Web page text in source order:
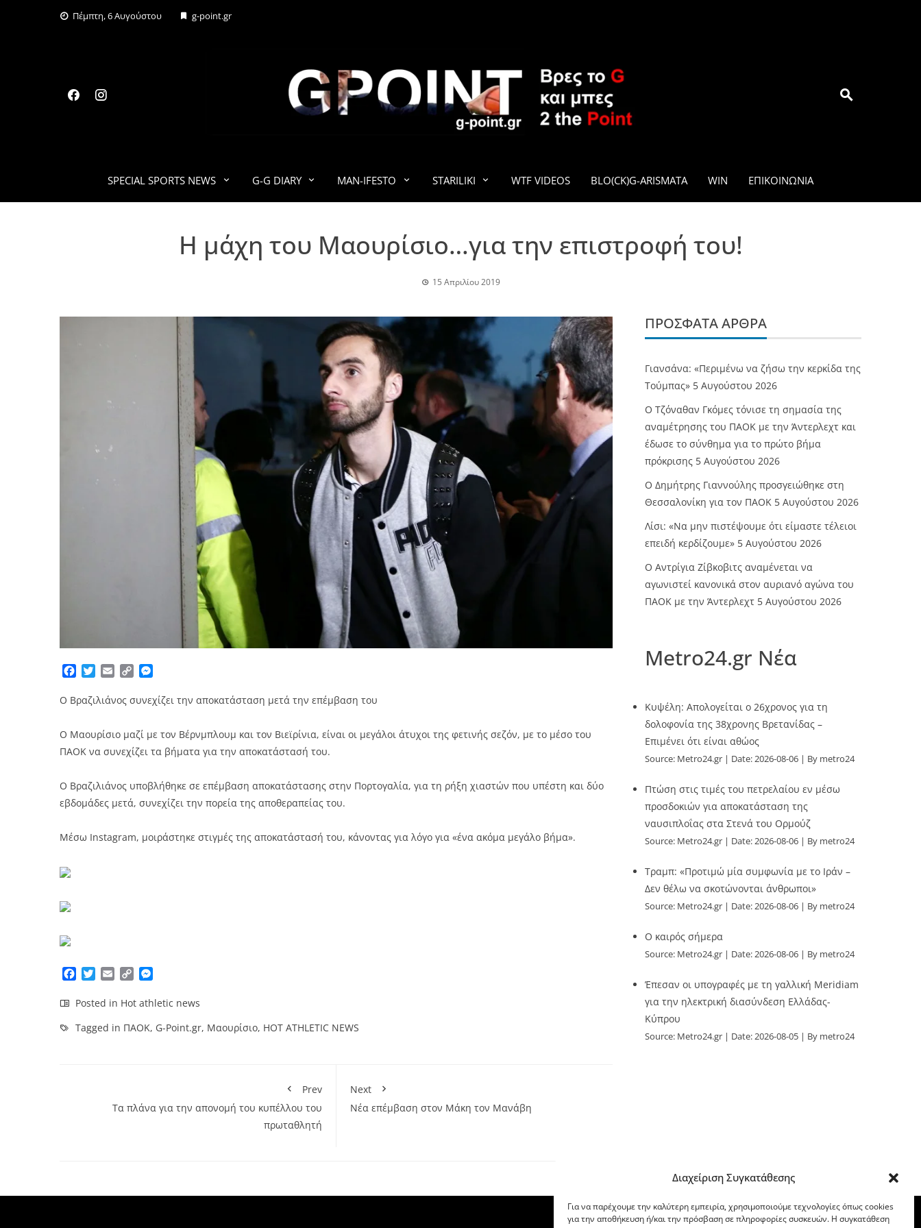
Διαχείριση Συγκατάθεσης
Για να παρέχουμε την καλύτερη εμπειρία, χρησιμοποιούμε τεχνολογίες όπως cookies
για την αποθήκευση ή/και την πρόσβαση σε πληροφορίες συσκευών. Η συγκατάθεση
Πέμπτη, 6 Αυγούστου g-point.gr
G-POINT.GR
SPECIAL SPORTS NEWS G-G DIARY MAN-IFESTO STARILIKI WTF VIDEOS BLO(CK)G-ARISMATA WIN ΕΠΙΚΟΙΝΩΝΊΑ
H μάχη του Μαουρίσιο…για την επιστροφή του!
15 Απριλίου 2019
Facebook
TwitterEmailCopy
Ο Βραζιλιάνος συνεχίζει την αποκατάσταση μετά την επέμβαση του
Ο Μαουρίσιο μαζί με τον Βέρνμπλουμ και τον Βιεϊρίνια, είναι οι μεγάλοι άτυχοι της φετινής σεζόν, με το μέσο του
ΠΑΟΚ να συνεχίζει τα βήματα για την αποκατάστασή του.
Ο Βραζιλιάνος υποβλήθηκε σε επέμβαση αποκατάστασης στην Πορτογαλία, για τη ρήξη χιαστών που υπέστη και δύο
εβδομάδες μετά, συνεχίζει την πορεία της αποθεραπείας του.
Μέσω Instagram, μοιράστηκε στιγμές της αποκατάστασή του, κάνοντας για λόγο για «ένα ακόμα μεγάλο βήμα».
Facebook
TwitterEmailCopy
Posted in Hot athletic news
Tagged in ΠΑΟΚ, G-Point.gr, Μαουρίσιο, HOT ATHLETIC NEWS
Prev
Τα πλάνα για την απονομή του κυπέλλου του
πρωταθλητή
Next
Νέα επέμβαση στον Μάκη τον Μανάβη
ΠΡΌΣΦΑΤΑ ΆΡΘΡΑ
Γιανσάνα: «Περιμένω να ζήσω την κερκίδα της
Τούμπας» 5 Αυγούστου 2026
Ο Τζόναθαν Γκόμες τόνισε τη σημασία της
αναμέτρησης του ΠΑΟΚ με την Άντερλεχτ και
έδωσε το σύνθημα για το πρώτο βήμα
πρόκρισης 5 Αυγούστου 2026
Ο Δημήτρης Γιαννούλης προσγειώθηκε στη
Θεσσαλονίκη για τον ΠΑΟΚ 5 Αυγούστου 2026
Λίσι: «Να μην πιστέψουμε ότι είμαστε τέλειοι
επειδή κερδίζουμε» 5 Αυγούστου 2026
Ο Αντρίγια Ζίβκοβιτς αναμένεται να
αγωνιστεί κανονικά στον αυριανό αγώνα του
ΠΑΟΚ με την Άντερλεχτ 5 Αυγούστου 2026
Metro24.gr Νέα
Κυψέλη: Απολογείται ο 26χρονος για τη
δολοφονία της 38χρονης Βρετανίδας –
Επιμένει ότι είναι αθώος
Source: Metro24.gr Date: 2026-08-06 By metro24
Πτώση στις τιμές του πετρελαίου εν μέσω
προσδοκιών για αποκατάσταση της
ναυσιπλοΐας στα Στενά του Ορμούζ
Source: Metro24.gr Date: 2026-08-06 By metro24
Τραμπ: «Προτιμώ μία συμφωνία με το Ιράν –
Δεν θέλω να σκοτώνονται άνθρωποι»
Source: Metro24.gr Date: 2026-08-06 By metro24
O καιρός σήμερα
Source: Metro24.gr Date: 2026-08-06 By metro24
Έπεσαν οι υπογραφές με τη γαλλική Meridiam
για την ηλεκτρική διασύνδεση Ελλάδας-
Κύπρου
Source: Metro24.gr Date: 2026-08-05 By metro24